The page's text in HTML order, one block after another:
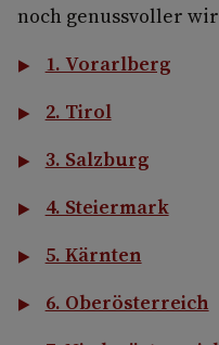
noch genussvoller
1. Vorarlberg
2. Tirol
3. Salzburg
4. Steiermark
5. Kärnten
6. Oberösterreich